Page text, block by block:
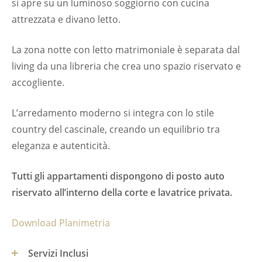
si apre su un luminoso soggiorno con cucina
attrezzata e divano letto.
La zona notte con letto matrimoniale è separata dal
living da una libreria che crea uno spazio riservato e
accogliente.
L’arredamento moderno si integra con lo stile
country del cascinale, creando un equilibrio tra
eleganza e autenticità.
Tutti gli appartamenti dispongono di posto auto
riservato all’interno della corte e lavatrice privata.
Download Planimetria
Servizi Inclusi